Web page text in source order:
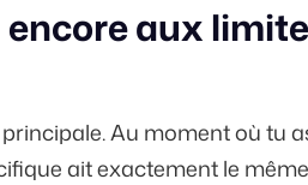
aux
Au moment où tu
ait exactement le